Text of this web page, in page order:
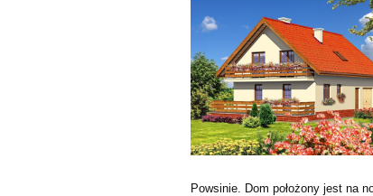
Powsinie. Dom położony jest na